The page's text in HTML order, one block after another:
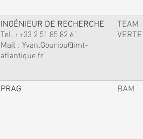
INGÉNIEUR DE RECHERCHE
Tel. : +33 2 51 85 82 61
Mail : Yvan.Gouriou@imt-
atlantique.fr
TEAM
VERTE
PRAG BAM